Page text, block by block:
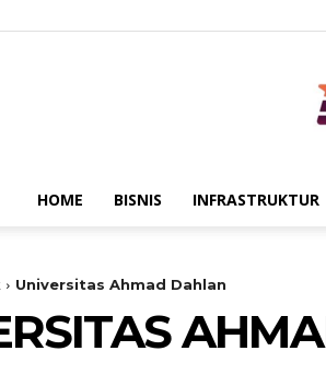
HOME BISNIS INFRASTRUKTUR
Universitas Ahmad Dahlan